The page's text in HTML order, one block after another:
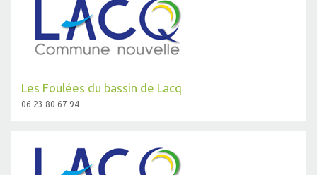
Les Foulées du bassin de Lacq
06 23 80 67 94